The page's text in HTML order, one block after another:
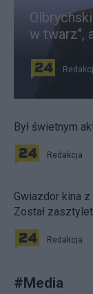
w twarz",
Był świetnym
Redakcja
Gwiazdor kina z
Został
Redakcja
#Media